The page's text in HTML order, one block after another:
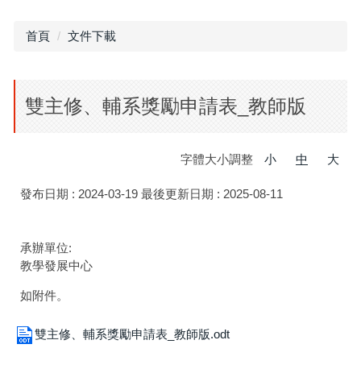
首頁 文件下載
雙主修、輔系獎勵申請表_教師版
字體大小調整 小 中 大
發布日期 : 2024-03-19 最後更新日期 : 2025-08-11
承辦單位:
教學發展中心
如附件。
雙主修、輔系獎勵申請表_教師版.odt